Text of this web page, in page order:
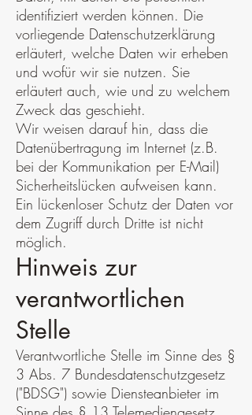
identifiziert werden können. Die
vorliegende Datenschutzerklärung
erläutert, welche Daten wir erheben
und wofür wir sie nutzen. Sie
erläutert auch, wie und zu welchem
Zweck das geschieht.
Wir weisen darauf hin, dass die
Datenübertragung im Internet (z.B.
bei der Kommunikation per E-Mail)
Sicherheitslücken aufweisen kann.
Ein lückenloser Schutz der Daten vor
dem Zugriff durch Dritte ist nicht
möglich.
Hinweis zur
verantwortlichen
Stelle
Verantwortliche Stelle im Sinne des §
3 Abs. 7 Bundesdatenschutzgesetz
("BDSG") sowie Diensteanbieter im